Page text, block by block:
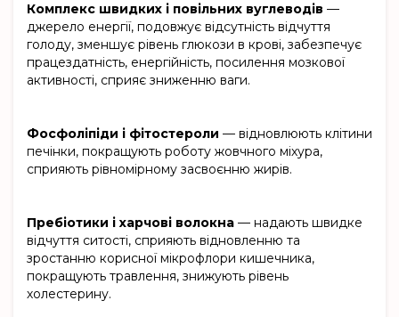
Комплекс швидких і повільних вуглеводів —
джерело енергії, подовжує відсутність відчуття
голоду, зменшує рівень глюкози в крові, забезпечує
працездатність, енергійність, посилення мозкової
активності, сприяє зниженню ваги.
Фосфоліпіди і фітостероли — відновлюють клітини
печінки, покращують роботу жовчного міхура,
сприяють рівномірному засвоєнню жирів.
Пребіотики і харчові волокна — надають швидке
відчуття ситості, сприяють відновленню та
зростанню корисної мікрофлори кишечника,
покращують травлення, знижують рівень
холестерину.